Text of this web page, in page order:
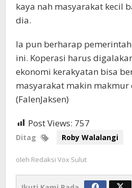
kaya nah masyarakat kecil
dia.
Ia pun berharap
ini. Koperasi harus
ekonomi kerakyatan bisa
masyarakat makin makmur
(FalenJaksen)
Post Views: 757
Ditag Roby Walalangi
oleh Redaksi Vox Sulut